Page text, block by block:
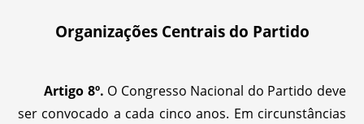
Organizações Centrais do Partido
Artigo 8º. O Congresso Nacional do Partido deve
ser convocado a cada cinco anos. Em circunstâncias